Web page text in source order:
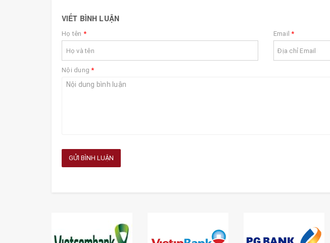
VIẾT BÌNH LUẬN
Họ tên * Email*
Nội dung*
GỬI BÌNH LUẬN